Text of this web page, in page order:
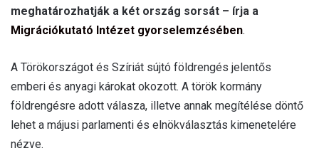
meghatározhatják a két ország sorsát – írja a
Migrációkutató Intézet gyorselemzésében.
A Törökországot és Szíriát sújtó földrengés jelentős
emberi és anyagi károkat okozott. A török kormány
földrengésre adott válasza, illetve annak megítélése döntő
lehet a májusi parlamenti és elnökválasztás kimenetelére
nézve.